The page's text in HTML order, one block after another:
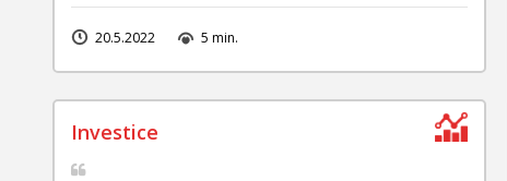
20.5.2022 5 min.